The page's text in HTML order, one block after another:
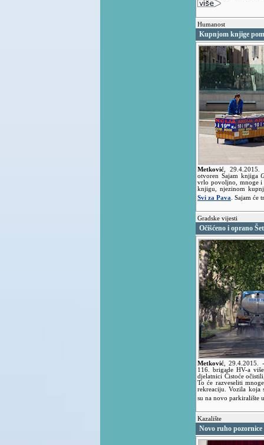
Humanost
Kupnjom knjige
Metković ,29.4.2015.
otvoren Sajam knjiga
vrlo povoljno, mnoge i
knjigu, njezinom
Svi za Pava . Sajam će
Gradske vijesti
Očišćeno i oprano
Metković ,29.4.2015.
116. brigade HV-a
djelatnici Čistoće
To će razveseliti
rekreaciju. Vozila koja
su na novo parkiralište
Kazalište
Novo ruho pozornice